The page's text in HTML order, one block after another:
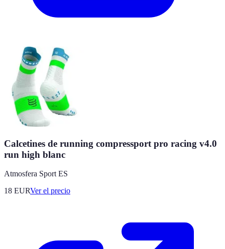
Calcetines de running compressport pro racing v4.0
run high blanc
Atmosfera Sport ES
18 EURVer el precio